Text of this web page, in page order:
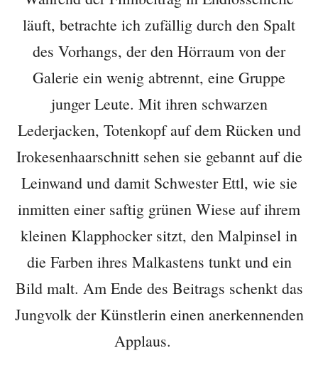
läuft, betrachte ich zufällig durch den Spalt
des Vorhangs, der den Hörraum von der
Galerie ein wenig abtrennt, eine Gruppe
junger Leute. Mit ihren schwarzen
Lederjacken, Totenkopf auf dem Rücken und
Irokesenhaarschnitt sehen sie gebannt auf die
Leinwand und damit Schwester Ettl, wie sie
inmitten einer saftig grünen Wiese auf ihrem
kleinen Klapphocker sitzt, den Malpinsel in
die Farben ihres Malkastens tunkt und ein
Bild malt. Am Ende des Beitrags schenkt das
Jungvolk der Künstlerin einen anerkennenden
Applaus.